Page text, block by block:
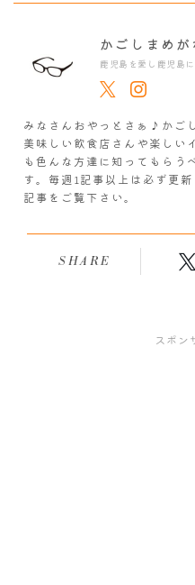
かごしまめが
鹿児島を愛し鹿児島
みなさんおやっとさぁ♪かご
美味しい飲食店さんや楽しい
も色んな方達に知ってもらう
す。毎週1記事以上は必ず更
記事をご覧下さい。
SHARE
スポン